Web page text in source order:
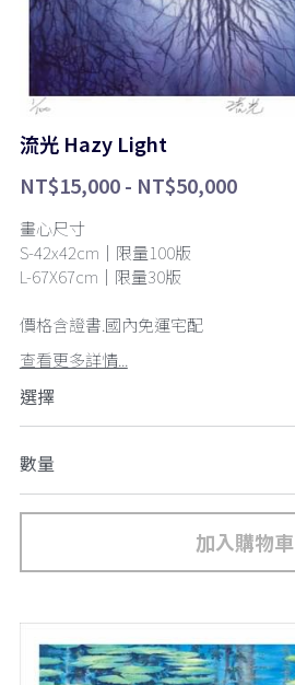
流光 Hazy Light
NT$15,000 - NT$50,000
畫心尺寸
S-42x42cm｜限量100版
L-67X67cm｜限量30版
價格含證書.國內免運宅配
查看更多詳情...
選擇
數量
加入購物車